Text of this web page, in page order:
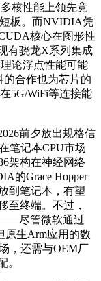
核性能上领先竞
板。而NVIDIA凭
核心在图形性
有骁龙X系列集成
论浮点性能可能
合作也为芯片的
5G/WiFi等连接能
前夕放出规格信
笔记本CPU市场
架构在神经网络
的Grace Hopper
到笔记本，有望
至终端。不过，
——尽管微软通过
原生Arm应用的数
，还需与OEM厂
。